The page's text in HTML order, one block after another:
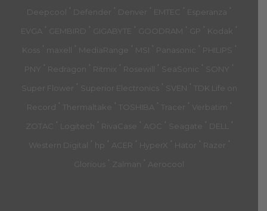
Deepcool ' Defender ' Denver ' EMTEC ' Esperanza '
EVGA ' GEMBIRD ' GIGABYTE ' GOODRAM ' GP ' Kodak '
Koss ' maxell ' MediaRange ' MSI ' Panasonic ' PHILIPS '
PNY ' Redragon ' Ritmix ' Rosewill ' SeaSonic ' SONY '
Super Flower ' Superior Electronics ' SVEN ' TDK Life on
Record ' Thermaltake ' TOSHIBA ' Tracer ' Verbatim '
ZOTAC ' Logitech ' RivaCase ' AOC ' Seagate ' DELL '
Western Digital ' hp ' ACER ' HyperX ' Hator ' Razer '
Glorious ' Zalman ' Aerocool